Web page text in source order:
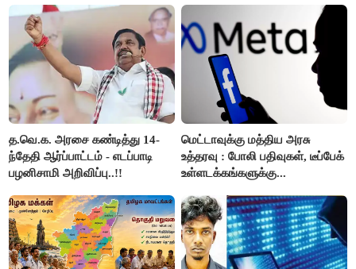
த.வெ.க. அரசை கண்டித்து 14-
ந்தேதி ஆர்ப்பாட்டம் - எடப்பாடி
பழனிசாமி அறிவிப்பு..!!
மெட்டாவுக்கு மத்திய அரசு
உத்தரவு : போலி பதிவுகள், டீப்பேக்
உள்ளடக்கங்களுக்கு...